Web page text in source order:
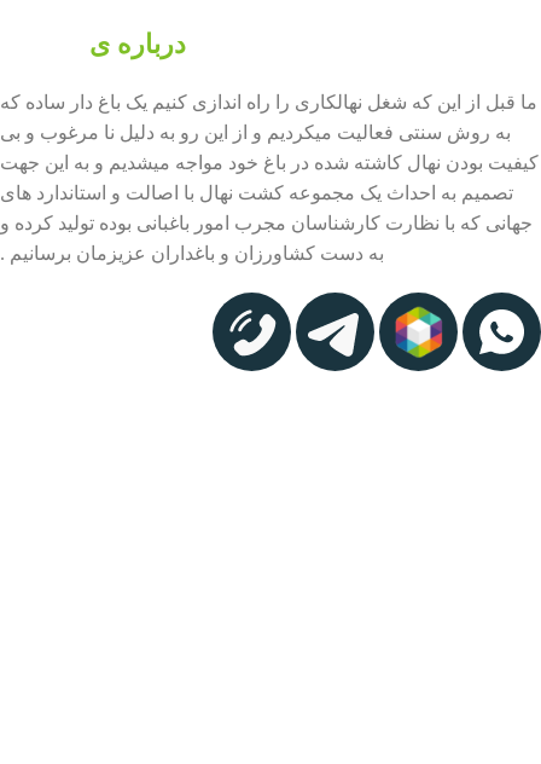
درباره ی
ما قبل از این که شغل نهالکاری را راه اندازی کنیم یک باغ دار ساده که
به روش سنتی فعالیت میکردیم و از این رو به دلیل نا مرغوب و بی
کیفیت بودن نهال کاشته شده در باغ خود مواجه میشدیم و به این جهت
تصمیم به احداث یک مجموعه کشت نهال با اصالت و استاندارد های
جهانی که با نظارت کارشناسان مجرب امور باغبانی بوده تولید کرده و
به دست کشاورزان و باغداران عزیزمان برسانیم .